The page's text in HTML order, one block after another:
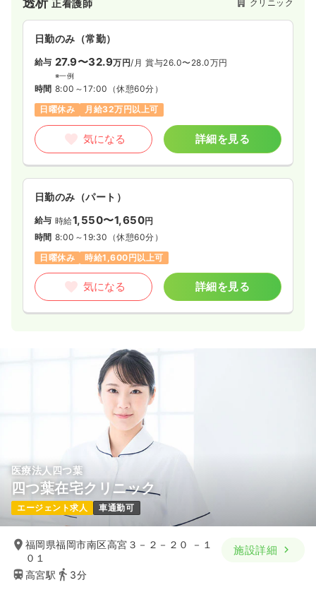
正看護師 クリニック
日勤のみ（常勤）
給与 27.9〜32.9万円/月 賞与26.0〜28.0万円
※一例
時間 8:00～17:00 （休憩60分）
日曜休み
月給32万円以上可
気になる 詳細を見る
日勤のみ（パート）
給与 時給1,550〜1,650円
時間 8:00～19:30 （休憩60分）
日曜休み
時給1,600円以上可
気になる 詳細を見る
医療法人四つ葉
四つ葉在宅クリニック
エージェント求人 車通勤可
福岡県福岡市南区高宮３－２－２０ －１
０１
高宮駅
3分
施設詳細